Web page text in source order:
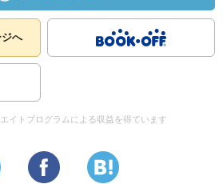
へ
イトプログラムによる収益を得ています